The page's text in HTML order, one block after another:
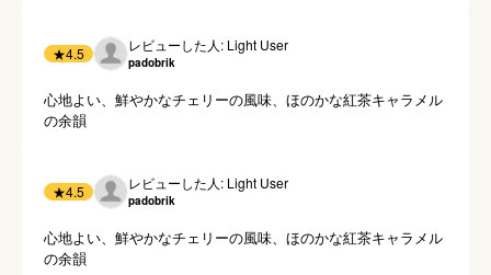
★4.5 レビューした人: Light User
padobrik
心地よい、鮮やかなチェリーの風味、ほのかな紅茶キャラメル
の余韻
★4.5 レビューした人: Light User
padobrik
心地よい、鮮やかなチェリーの風味、ほのかな紅茶キャラメル
の余韻